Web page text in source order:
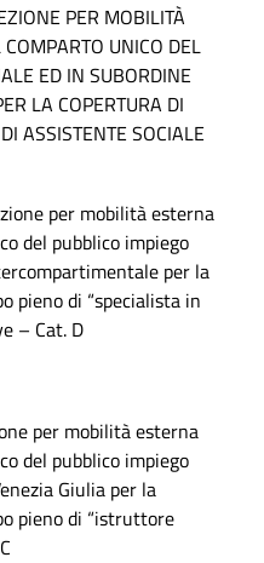
PER MOBILITÀ
UNICO DEL
ED IN SUBORDINE
LA COPERTURA DI
ASSISTENTE SOCIALE
per mobilità esterna
del pubblico impiego
per la
pieno di “specialista in
– Cat. D
per mobilità esterna
del pubblico impiego
Giulia per la
pieno di “istruttore